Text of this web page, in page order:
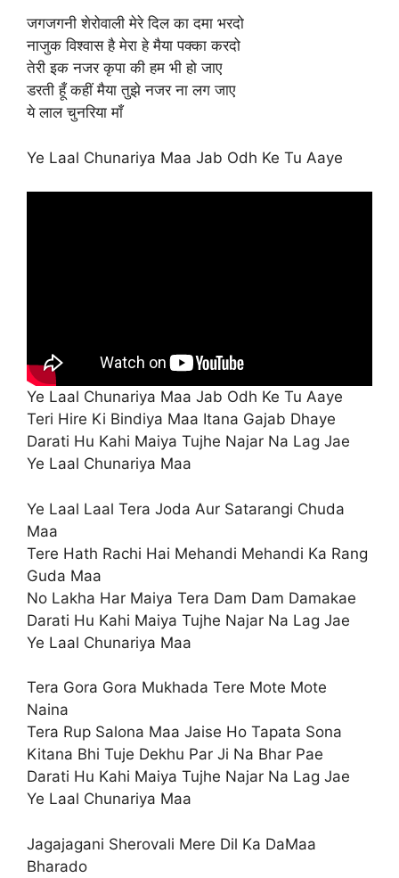
जगजगनी शेरोवाली मेरे दिल का दमा भरदो
नाजुक विश्वास है मेरा हे मैया पक्का करदो
तेरी इक नजर कृपा की हम भी हो जाए
डरती हूँ कहीं मैया तुझे नजर ना लग जाए
ये लाल चुनरिया माँ
Ye Laal Chunariya Maa Jab Odh Ke Tu Aaye
Ye Laal Chunariya Maa Jab Odh Ke Tu Aaye
Teri Hire Ki Bindiya Maa Itana Gajab Dhaye
Darati Hu Kahi Maiya Tujhe Najar Na Lag Jae
Ye Laal Chunariya Maa
Ye Laal Laal Tera Joda Aur Satarangi Chuda
Maa
Tere Hath Rachi Hai Mehandi Mehandi Ka Rang
Guda Maa
No Lakha Har Maiya Tera Dam Dam Damakae
Darati Hu Kahi Maiya Tujhe Najar Na Lag Jae
Ye Laal Chunariya Maa
Tera Gora Gora Mukhada Tere Mote Mote
Naina
Tera Rup Salona Maa Jaise Ho Tapata Sona
Kitana Bhi Tuje Dekhu Par Ji Na Bhar Pae
Darati Hu Kahi Maiya Tujhe Najar Na Lag Jae
Ye Laal Chunariya Maa
Jagajagani Sherovali Mere Dil Ka DaMaa
Bharado